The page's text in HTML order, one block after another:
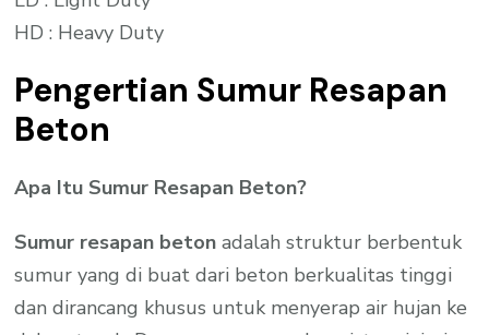
HD : Heavy Duty
Pengertian Sumur Resapan
Beton
Apa Itu Sumur Resapan Beton?
Sumur resapan beton adalah struktur berbentuk
sumur yang di buat dari beton berkualitas tinggi
dan dirancang khusus untuk menyerap air hujan ke